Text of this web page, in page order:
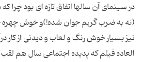
در سینمای آن سالها اتفاق تازه ای بود چرا
(نه به ضرب گریم جوان شده!)و خوش چهره
نیز بسیار خوش رنگ و لعاب و دیدنی از کار
العاده فیلم که پدیده اجتماعی سال هم لقب